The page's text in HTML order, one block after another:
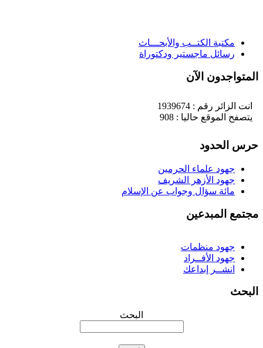
مكتبة الكتــب والأبحـــاث
رسائل ماجستير ودكتوراة
الآن
انت الزائر رقم : 1939674
يتصفح الموقع حاليا : 908
الحدود
جهود علماء الحرمين
جهود الأزهر الشريف
مائة سؤال وجواب عن الإسلام
المبدعين
جهود منظمات
جهود الأفــراد
انشــر إبداعك
البحث